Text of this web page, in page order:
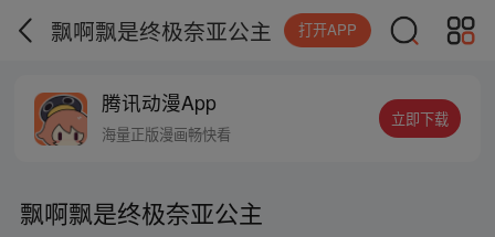
飘啊飘是终极奈亚公主 打开APP
腾讯动漫App
海量正版漫画畅快看
立即下载
飘啊飘是终极奈亚公主